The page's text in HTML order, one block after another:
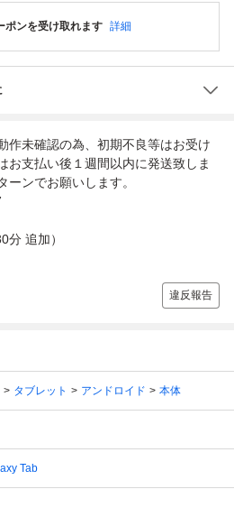
ポンを受け取れます 詳細
未確認の為、初期不良等はお受け
お支払い後１週間以内に発送致しま
ンでお願いします。
分 追加）
違反報告
タブレット アンドロイド 本体
Tab